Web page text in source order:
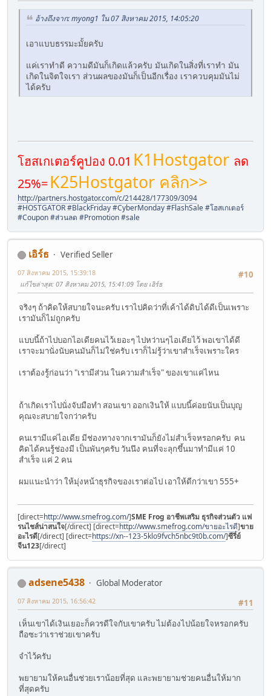
อ้างถึงจาก: myong1 ใน 07 สิงหาคม 2015, 14:05:20
เอาแบบธรรมะมั้ยครับ
แค่เราทำดี ความดีมันก็เกิดแล้วครับ มันเกิดในสิ่งที่เราทำ มัน
เกิดในจิตใจเรา ส่วนผลของมันก็เป็นอีกเรื่อง เราควบคุมมันไม่
ได้ครับ
โฮสเกเตอร์คูปอง 0.01 K1Hostgator ลด
25%=K25Hostgator คลิก>>
http://partners.hostgator.com/c/214428/177309/3094
#HOSTGATOR #BlackFriday #CyberMonday #FlashSale #โฮสเกเตอร์
#Coupon #ส่วนลด #Promotion #sale
เอิร์ธ
Verified Seller
#10
07 สิงหาคม 2015, 15:39:18
แก้ไขล่าสุด: 07 สิงหาคม 2015, 15:41:09 โดย เอิร์ธ
จริงๆ ถ้าคิดให้สบายใจนะครับ เราไปคิดว่าที่เค้าได้ดิบได้ดีเป็นเพราะ
เรามันก็ไม่ถูกครับ
แบบนี้ถ้าไปบอกไอเดียคนไว้เยอะๆ ไปหว่านๆไอเดียไว้ พอเขาได้ดี
เราจะมานั่งนับคนมันก็ไม่ใช่ครับ เราก็ไม่รู้ว่าเขาสำเร็จเพราะใคร
เราต้องรู้ก่อนว่า "เรามีส่วน ในความสำเร็จ" ของเขาแค่ไหน
ถ้าเกิดเราไปนั่งจับมือทำ สอนเขา ออกเงินให้ แบบนี้ค่อยนับเป็นบุญ
คุณจะสบายใจกว่าครับ
คนเรามีแค่ไอเดีย มีช่องทางจากเรามันก็ยังไม่สำเร็จหรอกครับ คน
คิดได้คนรู้ช่องมี เป็นพันๆครับ วันนึง คนที่จะลุกขึ้นมาทำมีแค่ 10
สำเร็จ แค่ 2 คน
ผมแนะนำว่า ให้มุ่งหน้าธุรกิจของเราต่อไป เอาให้ดีกว่าเขา 555+
[direct=http://www.smefrog.com/]SME Frog อาชีพเสริม ธุรกิจส่วนตัว แฟ
รนไชส์น่าสนใจ[/direct] [direct=http://www.smefrog.com/ขายอะไรดี]ขาย
อะไรดี[/direct] [direct=https://xn--123-5klo9fvch5nbc9t0b.com/]ซีรี่ย์
จีน123[/direct]
adsene5438
Global Moderator
#11
07 สิงหาคม 2015, 16:56:42
เห็นเขาได้เงินเยอะก็ควรดีใจกับเขาครับ ไม่ต้องไปน้อยใจหรอกครับ
ถือซะว่าเราช่วยเขาครับ
จำไว้ครับ
พยายามให้คนอื่นช่วยเราน้อยที่สุด และพยายามช่วยคนอื่นให้มาก
ที่สุดครับ